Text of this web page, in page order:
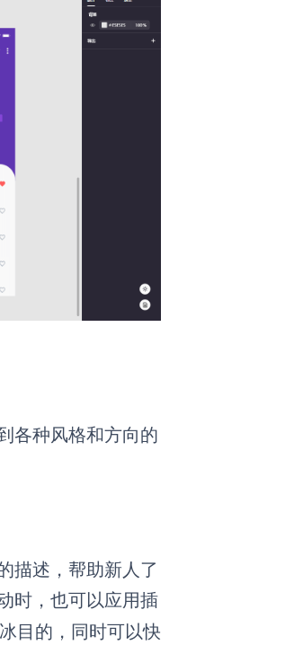
各种风格和方向的
描述，帮助新人了
时，也可以应用插
目的，同时可以快